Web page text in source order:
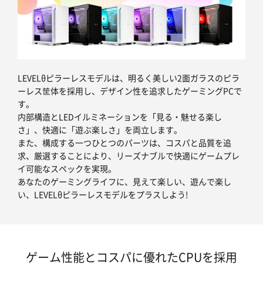
LEVELθピラーレスモデルは、明るく美しい2面ガラスのピラ
ーレス筐体を採用し、デザイン性を追求したゲーミングPCで
す。
内部構造とLEDイルミネーションを「見る・魅せる楽し
さ」、快適に「遊ぶ楽しさ」を両立します。
また、構成する一つひとつのパーツは、コスパと品質を追
求、厳選することにより、リーズナブルで快適にゲームプレ
イ可能なスペックを実現。
あなたのゲーミングライフに、見えて楽しい、遊んで楽し
い、LEVELθピラーレスモデルをプラスしよう!
ゲーム性能とコスパに優れたCPUを採用